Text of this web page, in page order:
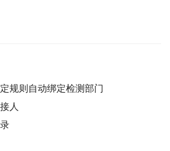
规则自动绑定检测部门
人